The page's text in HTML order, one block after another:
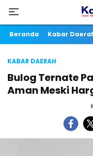
Beranda Kabar
KABAR DAERAH
Bulog Ternate
Aman Meski